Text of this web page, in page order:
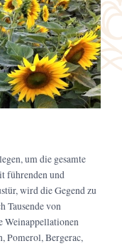
um die gesamte
führenden und
wird die Gegend zu
Tausende von
Weinappellationen
Pomerol, Bergerac,